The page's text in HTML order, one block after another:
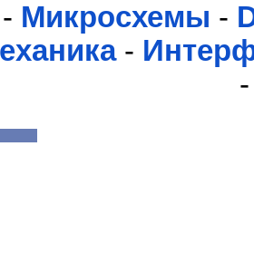
- Микросхемы -
-